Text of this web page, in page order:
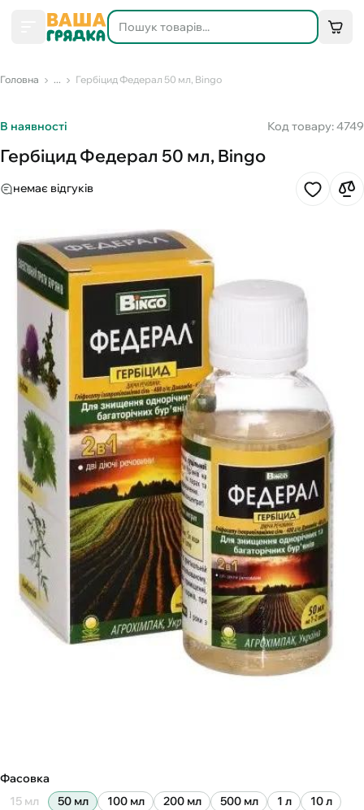
Головна ... Гербіцид Федерал 50 мл, Bingo
В наявності Код товару: 4749
Гербіцид Федерал 50 мл, Bingo
немає відгуків
Фасовка
15 мл
50 мл 100 мл 200 мл 500 мл 1 л 10 л